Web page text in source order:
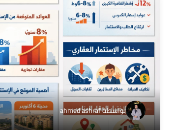
بواسطةahmed ashraf